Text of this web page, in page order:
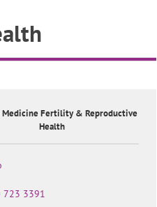
Medicine Fertility & Reproductive
Health
723 3391